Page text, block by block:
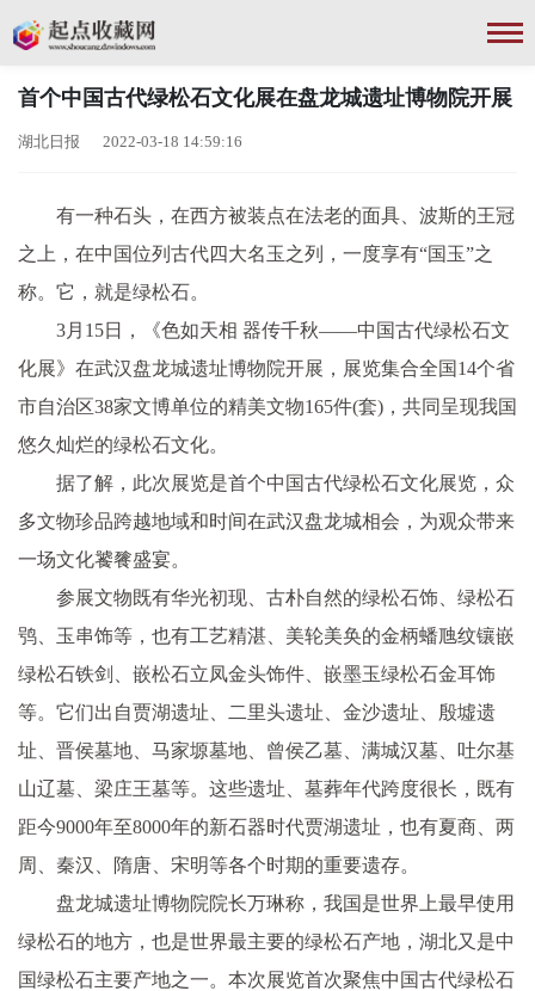
首个中国古代绿松石文化展在盘龙城遗址博物院开展
湖北日报 2022-03-18 14:59:16
有一种石头，在西方被装点在法老的面具、波斯的王冠
之上，在中国位列古代四大名玉之列，一度享有“国玉”之
称。它，就是绿松石。
3月15日，《色如天相 器传千秋——中国古代绿松石文
化展》在武汉盘龙城遗址博物院开展，展览集合全国14个省
市自治区38家文博单位的精美文物165件(套)，共同呈现我国
悠久灿烂的绿松石文化。
据了解，此次展览是首个中国古代绿松石文化展览，众
多文物珍品跨越地域和时间在武汉盘龙城相会，为观众带来
一场文化饕餮盛宴。
参展文物既有华光初现、古朴自然的绿松石饰、绿松石
鸮、玉串饰等，也有工艺精湛、美轮美奂的金柄蟠虺纹镶嵌
绿松石铁剑、嵌松石立凤金头饰件、嵌墨玉绿松石金耳饰
等。它们出自贾湖遗址、二里头遗址、金沙遗址、殷墟遗
址、晋侯墓地、马家塬墓地、曾侯乙墓、满城汉墓、吐尔基
山辽墓、梁庄王墓等。这些遗址、墓葬年代跨度很长，既有
距今9000年至8000年的新石器时代贾湖遗址，也有夏商、两
周、秦汉、隋唐、宋明等各个时期的重要遗存。
盘龙城遗址博物院院长万琳称，我国是世界上最早使用
绿松石的地方，也是世界最主要的绿松石产地，湖北又是中
国绿松石主要产地之一。本次展览首次聚焦中国古代绿松石